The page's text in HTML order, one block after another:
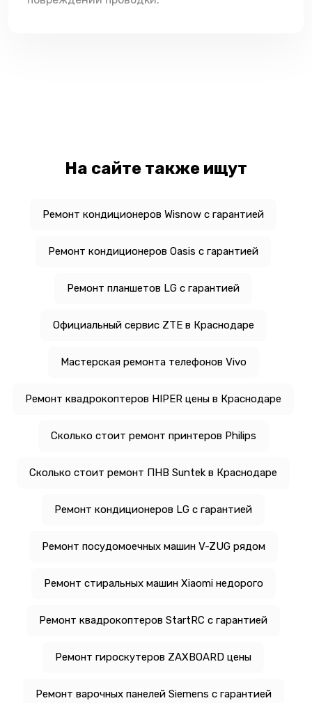
На сайте также ищут
Ремонт кондиционеров Wisnow с гарантией
Ремонт кондиционеров Oasis с гарантией
Ремонт планшетов LG с гарантией
Официальный сервис ZTE в Краснодаре
Мастерская ремонта телефонов Vivo
Ремонт квадрокоптеров HIPER цены в Краснодаре
Сколько стоит ремонт принтеров Philips
Сколько стоит ремонт ПНВ Suntek в Краснодаре
Ремонт кондиционеров LG с гарантией
Ремонт посудомоечных машин V-ZUG рядом
Ремонт стиральных машин Xiaomi недорого
Ремонт квадрокоптеров StartRC с гарантией
Ремонт гироскутеров ZAXBOARD цены
Ремонт варочных панелей Siemens с гарантией